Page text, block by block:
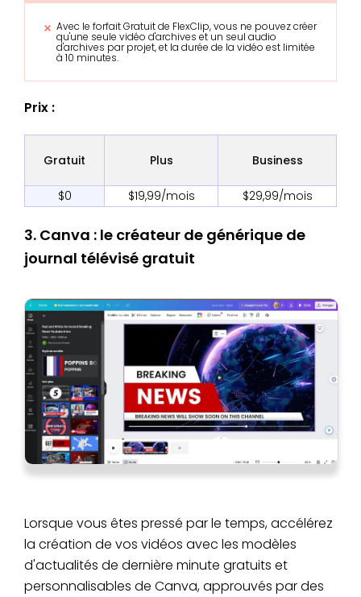
Avec le forfait Gratuit de FlexClip, vous ne pouvez créer
qu'une seule vidéo d'archives et un seul audio
d'archives par projet, et la durée de la vidéo est limitée
à 10 minutes.
Prix :
Gratuit Plus Business
$0 $19,99/mois $29,99/mois
3. Canva : le créateur de générique de
journal télévisé gratuit
Lorsque vous êtes pressé par le temps, accélérez
la création de vos vidéos avec les modèles
d'actualités de dernière minute gratuits et
personnalisables de Canva, approuvés par des